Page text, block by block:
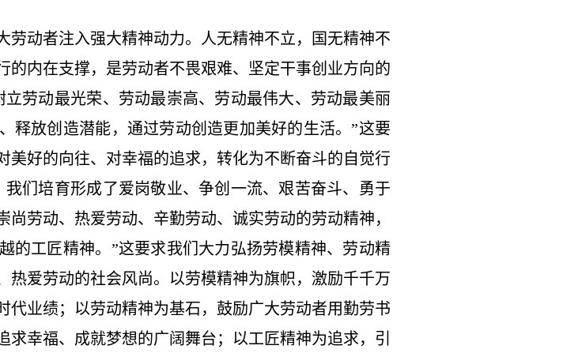
动者注入强大精神动力。人无精神不立，国无精神不
的内在支撑，是劳动者不畏艰难、坚定干事创业方向的
劳动最光荣、劳动最崇高、劳动最伟大、劳动最美丽
释放创造潜能，通过劳动创造更加美好的生活。”这要
美好的向往、对幸福的追求，转化为不断奋斗的自觉行
们培育形成了爱岗敬业、争创一流、艰苦奋斗、勇于
劳动、热爱劳动、辛勤劳动、诚实劳动的劳动精神，
的工匠精神。”这要求我们大力弘扬劳模精神、劳动精
热爱劳动的社会风尚。以劳模精神为旗帜，激励千千万
代业绩；以劳动精神为基石，鼓励广大劳动者用勤劳书
幸福、成就梦想的广阔舞台；以工匠精神为追求，引